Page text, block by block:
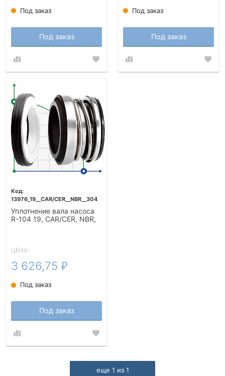
Под заказ
Под заказ
Под заказ
Под заказ
13976_19__CAR/CER__NBR__304
Уплотнение вала насоса
R-104 19, CAR/CER, NBR,
ЦЕНА:
3 626,75 ₽
Под заказ
Под заказ
еще 1 из 1